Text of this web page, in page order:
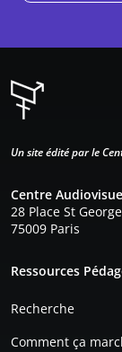
Un site édité par le
Centre
28 Place St
75009 Paris
Ressources
Recherche
Comment ça